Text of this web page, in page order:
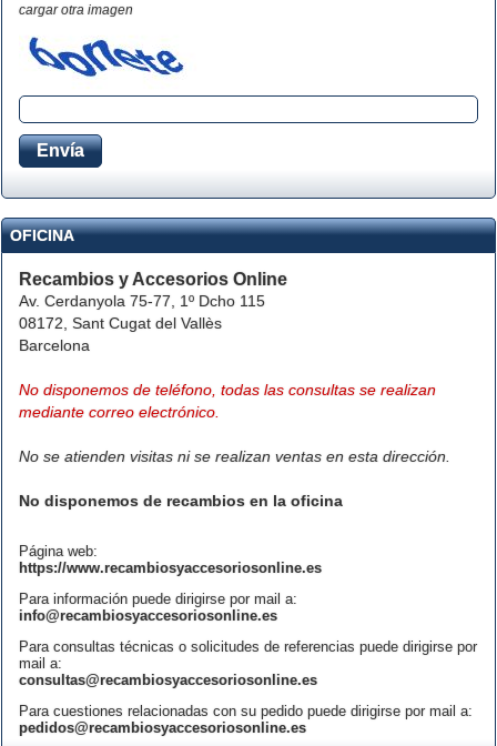
cargar otra imagen
OFICINA
Recambios y Accesorios Online
Av. Cerdanyola 75-77, 1º Dcho 115
08172, Sant Cugat del Vallès
Barcelona
No disponemos de teléfono, todas las consultas se realizan
mediante correo electrónico.
No se atienden visitas ni se realizan ventas en esta dirección.
No disponemos de recambios en la oficina
Página web:
https://www.recambiosyaccesoriosonline.es
Para información puede dirigirse por mail a:
info@recambiosyaccesoriosonline.es
Para consultas técnicas o solicitudes de referencias puede dirigirse por
mail a:
consultas@recambiosyaccesoriosonline.es
Para cuestiones relacionadas con su pedido puede dirigirse por mail a:
pedidos@recambiosyaccesoriosonline.es